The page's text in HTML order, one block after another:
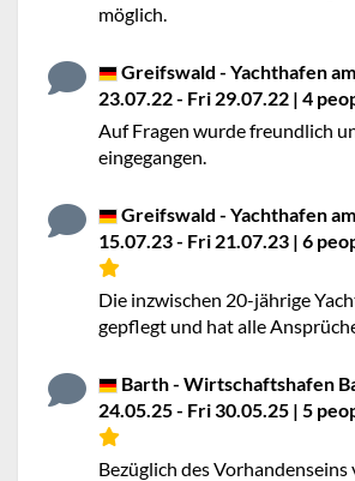
möglich.
Greifswald - Yachthafen
23.07.22 - Fri 29.07.22 | 4
Auf Fragen wurde freundlich
eingegangen.
Greifswald - Yachthafen
15.07.23 - Fri 21.07.23 | 6
Die inzwischen 20-jährige
gepflegt und hat alle
Barth - Wirtschaftshafen
24.05.25 - Fri 30.05.25 | 5
Bezüglich des